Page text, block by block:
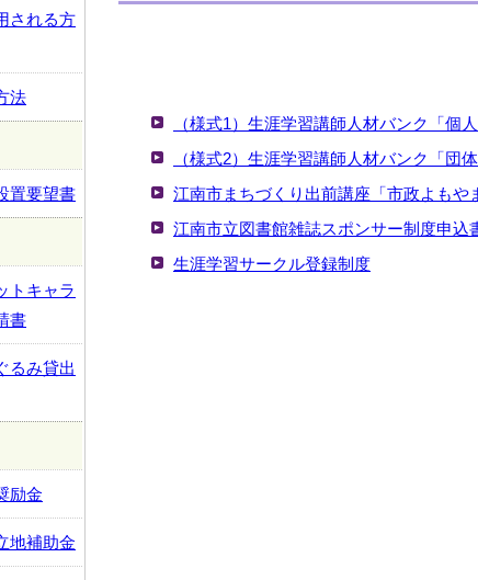
（様式1）生涯学習講師人材バンク「個
（様式2）生涯学習講師人材バンク「団
江南市まちづくり出前講座「市政よもや
江南市立図書館雑誌スポンサー制度申込
生涯学習サークル登録制度
される方
法
置要望書
トキャラ
書
るみ貸出
励金
地補助金